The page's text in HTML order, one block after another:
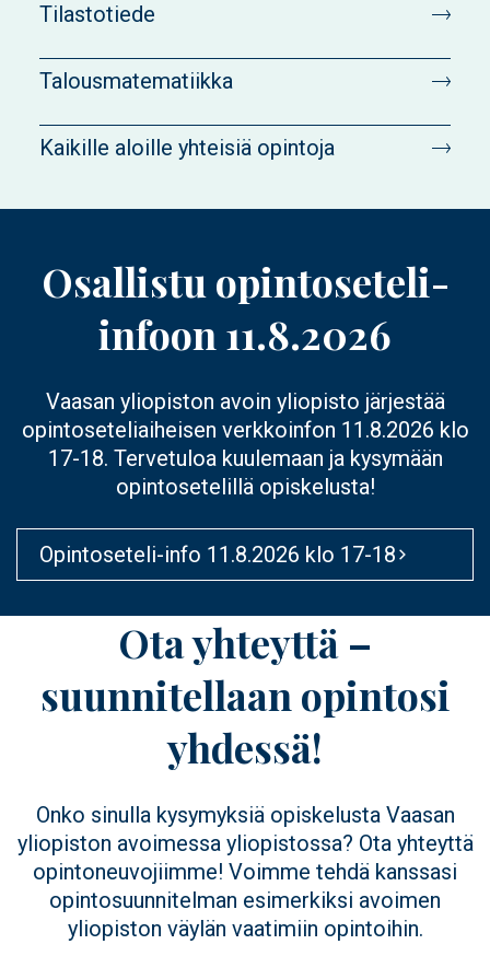
Tilastotiede
Talousmatematiikka
Kaikille aloille yhteisiä opintoja
Osallistu opintoseteli-
infoon 11.8.2026
Vaasan yliopiston avoin yliopisto järjestää
opintoseteliaiheisen verkkoinfon 11.8.2026 klo
17-18. Tervetuloa kuulemaan ja kysymään
opintosetelillä opiskelusta!
Opintoseteli-info 11.8.2026 klo 17-18
Ota yhteyttä –
suunnitellaan opintosi
yhdessä!
Onko sinulla kysymyksiä opiskelusta Vaasan
yliopiston avoimessa yliopistossa? Ota yhteyttä
opintoneuvojiimme! Voimme tehdä kanssasi
opintosuunnitelman esimerkiksi avoimen
yliopiston väylän vaatimiin opintoihin.